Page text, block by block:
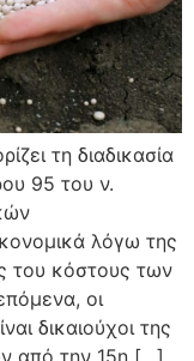
τη διαδικασία
95 του ν.
λόγω της
του κόστους των
οι
δικαιούχοι της